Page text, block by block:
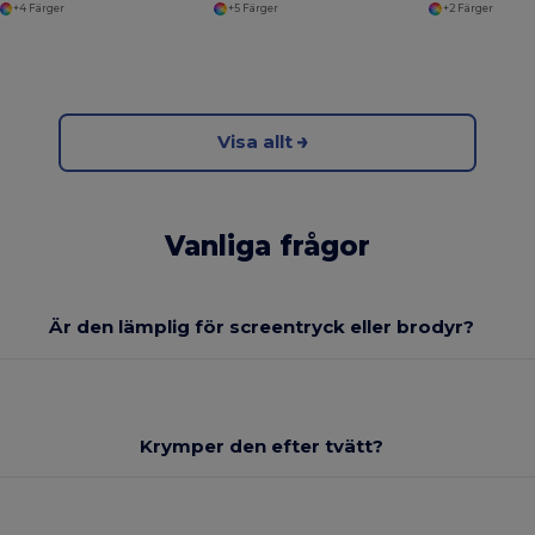
+4 Färger +5 Färger +2 Färger
Visa allt
Vanliga frågor
Är den lämplig för screentryck eller brodyr?
Krymper den efter tvätt?